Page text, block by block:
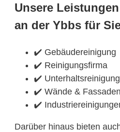
Unsere
an der Ybbs für
✔️ Gebäudereinigung
✔️ Reinigungsfirma
✔️
✔️ Wände &
✔️
Darüber hinaus bieten